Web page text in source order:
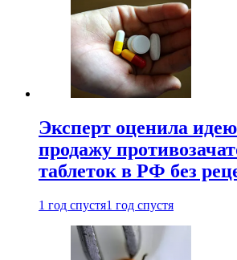
Эксперт оценила
продажу
таблеток в РФ без
1 год спустя1 год спустя